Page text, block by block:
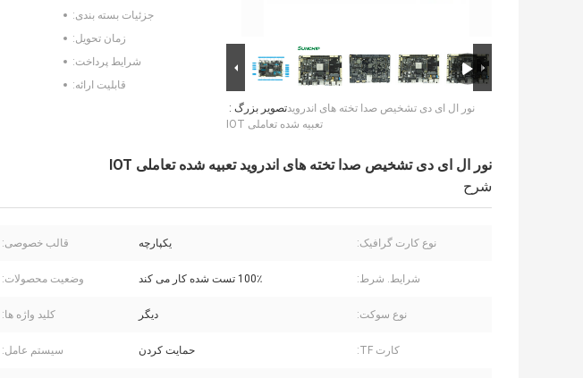
تصویر بزرگ :نور ال ای دی تشخیص صدا تخته های اندروید
تعبیه شده تعاملی IOT
جزئیات بسته بندی:
زمان تحویل:
شرایط پرداخت:
قابلیت ارائه:
نور ال ای دی تشخیص صدا تخته های اندروید تعبیه شده تعاملی IOT
شرح
نوع کارت گرافیک: یکپارچه قالب خصوصی:
شرایط. شرط: 100٪ تست شده کار می کند وضعیت محصولات:
نوع سوکت: دیگر کلید واژه ها:
کارت TF: حمایت کردن سیستم عامل: